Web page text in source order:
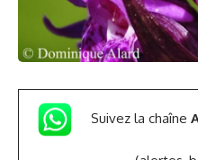
Suivez la chaîne